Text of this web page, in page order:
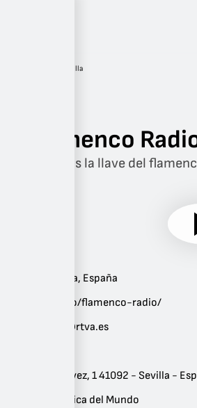
Sevilla
Flamenco
Tenemos la llave del
Andalucía, España
canalsur.es/radio/flamenco-radio/
flamencoradio@rtva.es
Calle José de Gálvez, 1 41092 - Sevilla -
Música del Mundo